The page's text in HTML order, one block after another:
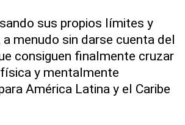
sus propios límites y
menudo sin darse cuenta del
consiguen finalmente cruzar
y mentalmente
América Latina y el Caribe